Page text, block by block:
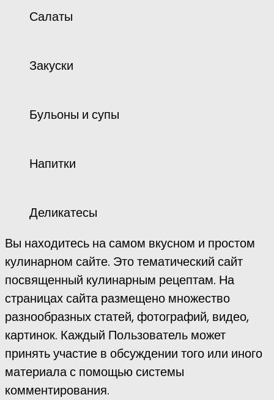
Салаты
Закуски
Бульоны и супы
Напитки
Деликатесы
Вы находитесь на самом вкусном и простом
кулинарном сайте. Это тематический сайт
посвященный кулинарным рецептам. На
страницах сайта размещено множество
разнообразных статей, фотографий, видео,
картинок. Каждый Пользователь может
принять участие в обсуждении того или иного
материала с помощью системы
комментирования.